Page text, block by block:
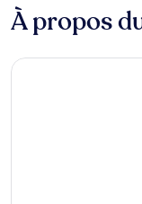
À propos